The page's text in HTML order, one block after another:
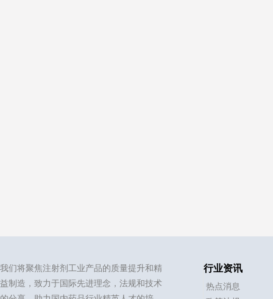
我们将聚焦注射剂工业产品的质量提升和精
益制造，致力于国际先进理念，法规和技术
行业资讯
热点消息